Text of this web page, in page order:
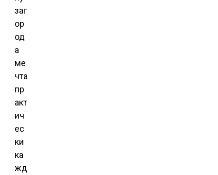
заг
ор
од
а
ме
чта
пр
акт
ич
ес
ки
ка
жд